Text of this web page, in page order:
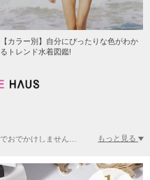
【カラー別】自分にぴったりな色がわか
るトレンド水着図鑑!
もっと見る